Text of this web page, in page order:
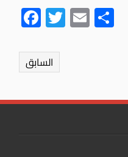
Fac
ok
Twit
Ema
السابق